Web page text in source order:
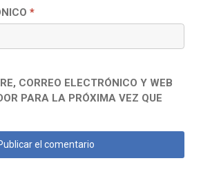
*
CORREO ELECTRÓNICO Y WEB
PARA LA PRÓXIMA VEZ QUE